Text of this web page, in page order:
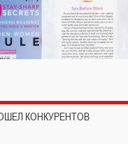
КОНКУРЕНТОВ